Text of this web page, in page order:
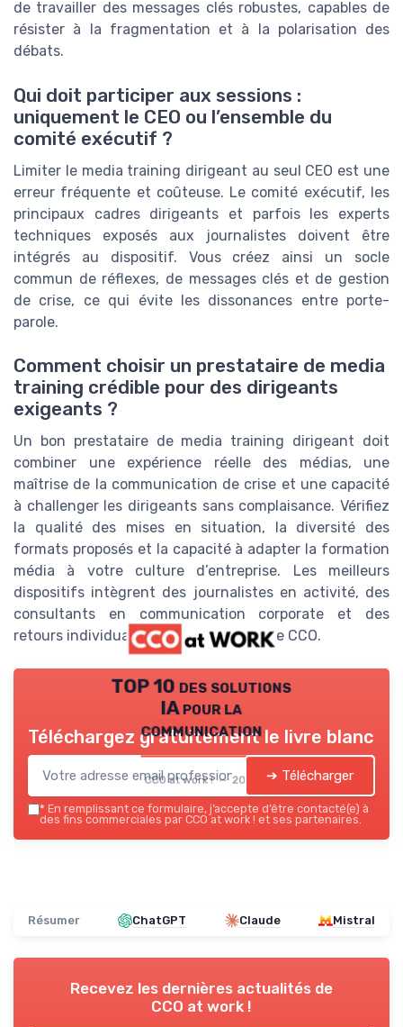
de travailler des messages clés robustes, capables de
résister à la fragmentation et à la polarisation des
débats.
Qui doit participer aux sessions :
uniquement le CEO ou l’ensemble du
comité exécutif ?
Limiter le media training dirigeant au seul CEO est une
erreur fréquente et coûteuse. Le comité exécutif, les
principaux cadres dirigeants et parfois les experts
techniques exposés aux journalistes doivent être
intégrés au dispositif. Vous créez ainsi un socle
commun de réflexes, de messages clés et de gestion
de crise, ce qui évite les dissonances entre porte-
parole.
Comment choisir un prestataire de media
training crédible pour des dirigeants
exigeants ?
Un bon prestataire de media training dirigeant doit
combiner une expérience réelle des médias, une
maîtrise de la communication de crise et une capacité
à challenger les dirigeants sans complaisance. Vérifiez
la qualité des mises en situation, la diversité des
formats proposés et la capacité à adapter la formation
média à votre culture d’entreprise. Les meilleurs
dispositifs intègrent des journalistes en activité, des
consultants en communication corporate et des
retours individualisés exploitables par le CCO.
TOP 10 des solutions
IA pour la
communication
CCO at work ! — 2026
Téléchargez gratuitement le livre blanc
➔ Télécharger
* En remplissant ce formulaire, j’accepte d’être contacté(e) à
des fins commerciales par CCO at work ! et ses partenaires.
Résumer ChatGPT Claude Mistral
Recevez les dernières actualités de
CCO at work !